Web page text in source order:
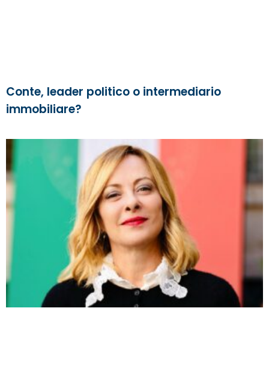
Conte, leader politico o intermediario
immobiliare?